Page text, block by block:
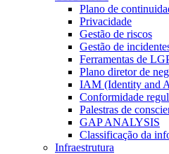
Plano de
Privacidade
Gestão de riscos
Gestão de
Ferramentas de
Plano diretor de
IAM (Identity and
Conformidade
Palestras de
GAP ANALYSIS
Classificação da
Infraestrutura